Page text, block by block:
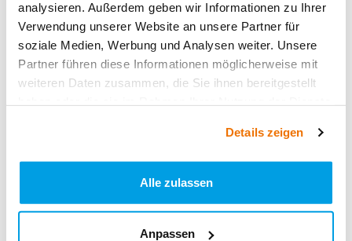
analysieren. Außerdem geben wir Informationen zu Ihrer
Verwendung unserer Website an unsere Partner für
soziale Medien, Werbung und Analysen weiter. Unsere
Partner führen diese Informationen möglicherweise mit
weiteren Daten zusammen, die Sie ihnen bereitgestellt
Details zeigen
Alle zulassen
Anpassen